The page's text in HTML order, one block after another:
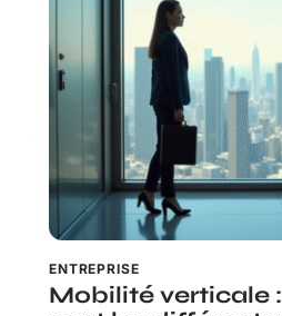
ENTREPRISE
Mobilité verticale